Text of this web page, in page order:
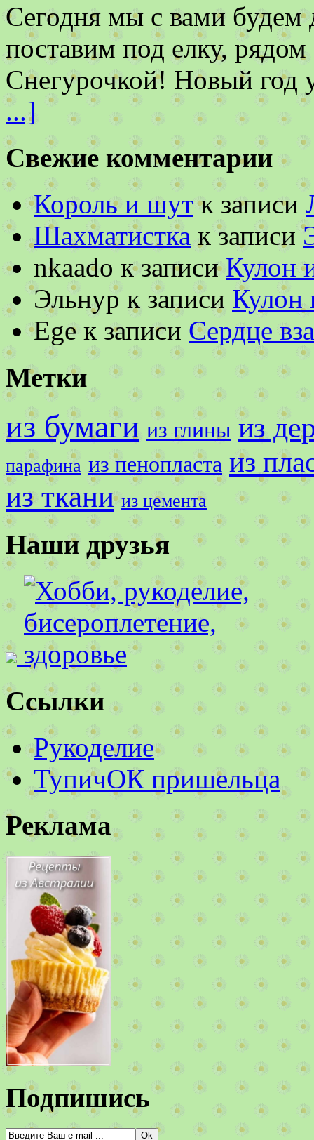
Сегодня мы с вами будем
поставим под елку,
Снегурочкой! Новый
...]
Свежие комментарии
Король и шутк записи
Шахматистка к записи
nkaado к записиКулон
Эльнур к записи Кулон
Ege к записи Сердце
Метки
из бумаги из глины из
парафина из пенопласта из
из ткани из цемента
Наши друзья
Ссылки
Рукоделие
ТупичОК пришельца
Реклама
Подпишись